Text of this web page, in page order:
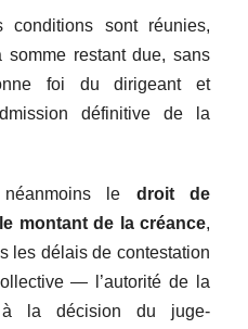
conditions sont réunies,
somme restant due, sans
foi du dirigeant et
définitive de la
le droit de
montant de la créance,
les délais de contestation
— l’autorité de la
à la décision du juge-